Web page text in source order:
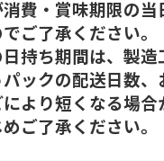
費・賞味期限の当
ご了承ください。
持ち期間は、製造
ックの配送日数、
より短くなる場合
ご了承ください。